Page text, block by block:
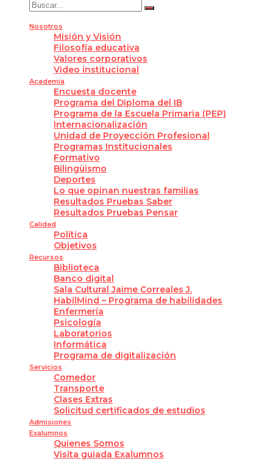
Nosotros
Misión y Visión
Filosofía educativa
Valores corporativos
Video institucional
Academia
Encuesta docente
Programa del Diploma del IB
Programa de la Escuela Primaria (PEP)
Internacionalización
Unidad de Proyección Profesional
Programas Institucionales
Formativo
Bilingüismo
Deportes
Lo que opinan nuestras familias
Resultados Pruebas Saber
Resultados Pruebas Pensar
Calidad
Política
Objetivos
Recursos
Biblioteca
Banco digital
Sala Cultural Jaime Correales J.
HabilMind – Programa de habilidades
Enfermería
Psicología
Laboratorios
Informática
Programa de digitalización
Servicios
Comedor
Transporte
Clases Extras
Solicitud certificados de estudios
Admisiones
Exalumnos
Quienes Somos
Visita guiada Exalumnos